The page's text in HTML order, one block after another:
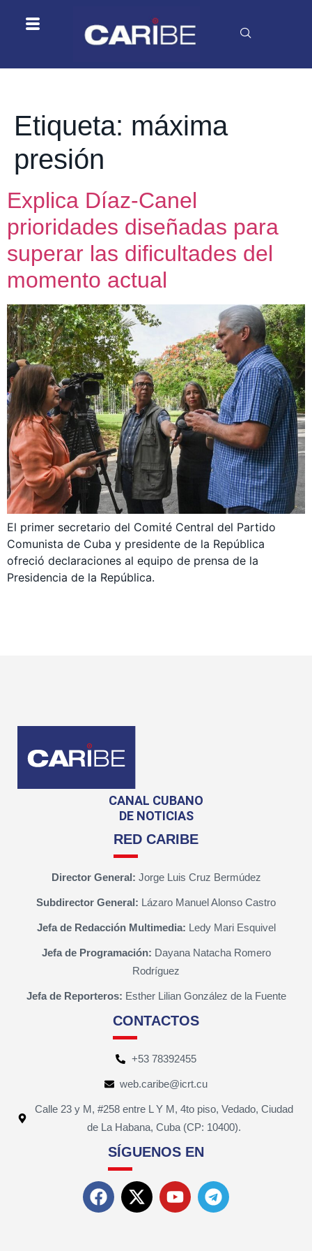
Etiqueta: máxima
presión
Explica Díaz-Canel
prioridades diseñadas para
superar las dificultades del
momento actual
El primer secretario del Comité Central del Partido
Comunista de Cuba y presidente de la República
ofreció declaraciones al equipo de prensa de la
Presidencia de la República.
CANAL CUBANO
DE NOTICIAS
RED CARIBE
Director General: Jorge Luis Cruz Bermúdez
Subdirector General: Lázaro Manuel Alonso Castro
Jefa de Redacción Multimedia: Ledy Mari Esquivel
Jefa de Programación: Dayana Natacha Romero
Rodríguez
Jefa de Reporteros: Esther Lilian González de la Fuente
CONTACTOS
+53 78392455
web.caribe@icrt.cu
Calle 23 y M, #258 entre L Y M, 4to piso, Vedado, Ciudad
de La Habana, Cuba (CP: 10400).
SÍGUENOS EN